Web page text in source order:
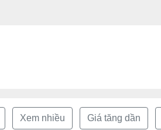
Xem nhiều Giá tăng dần